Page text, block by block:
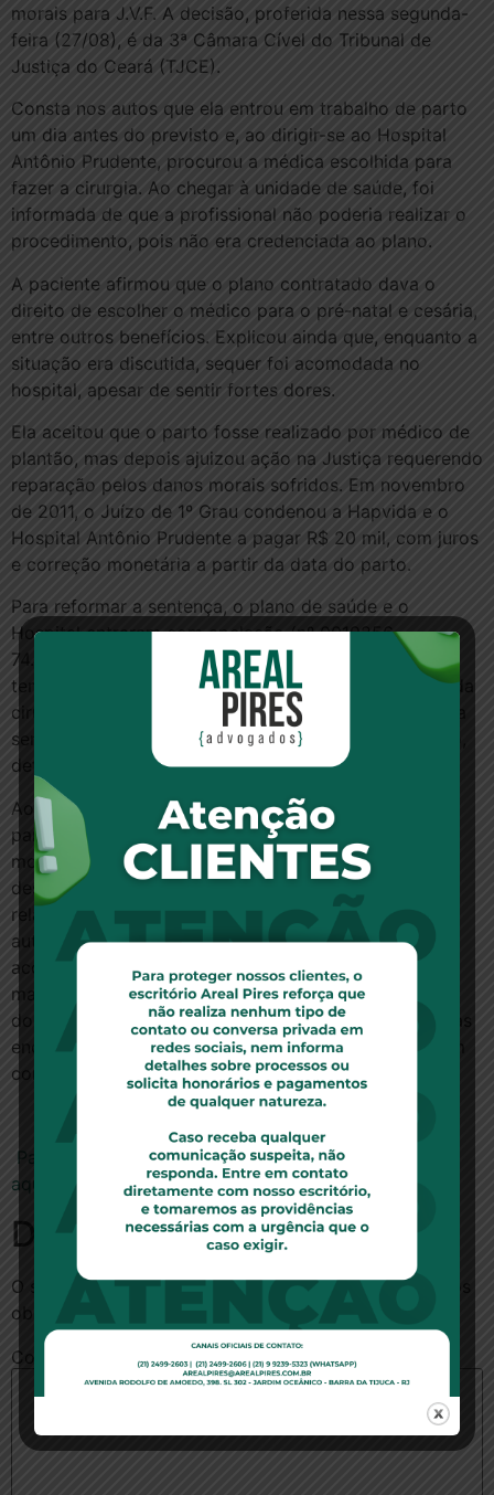
morais para J.V.F. A decisão, proferida nessa segunda-
feira (27/08), é da 3ª Câmara Cível do Tribunal de
Justiça do Ceará (TJCE).
Consta nos autos que ela entrou em trabalho de parto
um dia antes do previsto e, ao dirigir-se ao Hospital
Antônio Prudente, procurou a médica escolhida para
fazer a cirurgia. Ao chegar à unidade de saúde, foi
informada de que a profissional não poderia realizar o
procedimento, pois não era credenciada ao plano.
A paciente afirmou que o plano contratado dava o
direito de escolher o médico para o pré-natal e cesária,
entre outros benefícios. Explicou ainda que, enquanto a
situação era discutida, sequer foi acomodada no
hospital, apesar de sentir fortes dores.
Ela aceitou que o parto fosse realizado por médico de
plantão, mas depois ajuizou ação na Justiça requerendo
reparação pelos danos morais sofridos. Em novembro
de 2011, o Juízo de 1º Grau condenou a Hapvida e o
Hospital Antônio Prudente a pagar R$ 20 mil, com juros
e correção monetária a partir da data do parto.
Para reformar a sentença, o plano de saúde e o
Hospital entraram com apelação (nº 0019256-
74.2006.8.06.0001) no TJCE. Alegaram que o lapso
temporal entre a chegada da paciente e o momento da
cirurgia se deu por culpa da segurada, que se negou a
ser atendida por profissional credenciado. Além disso,
defenderam que agiram da forma correta.
Ao julgar o recurso, a 3ª Câmara Cível manteve, em
parte, a decisão para determinar que a correção
monetária incida a partir da sentença. Segundo o
desembargador Antônio Abelardo Benevides Moraes,
relator do processo, a recusa do plano de saúde em
autorizar a realização do parto pela médica que
acompanhou o pré-natal, com quem a paciente
mantinha relação de confiança, bem como a conduta
do Hospital de não acomodá-la em suas dependências
enquanto a questão não era solucionada, constituíram
condutas ilícitas aptas a causar abalo moral.
Para ler esta notícia no site Âmbito Jurídico, clique
aqui.
Deixe um comentário
O seu endereço de e-mail não será publicado. Campos
obrigatórios são marcados com *
Comentário